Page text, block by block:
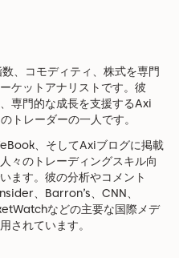
、コモディティ、株式を専門
ケットアナリストです。彼
専門的な成長を支援するAxi
トレーダーの一人です。
、そしてAxiブログに掲載
々のトレーディングスキル向
ます。彼の分析やコメント
、Barron’s、CNN、
などの主要な国際メデ
されています。